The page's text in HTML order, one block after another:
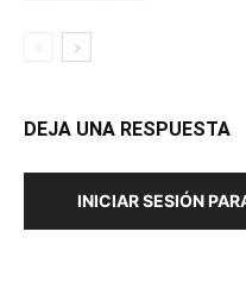
DEJA UNA RESPUESTA
INICIAR SESIÓN